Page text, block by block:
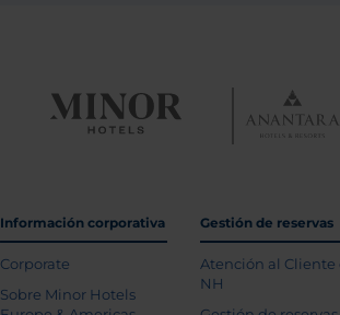
Información corporativa
Corporate
Sobre Minor Hotels
Gestión de reservas
Atención al Cliente
NH